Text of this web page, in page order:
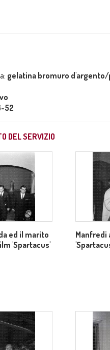
gelatina bromuro
52
DEL SERVIZIO
ed il marito
'Spartacus'
Manfredi